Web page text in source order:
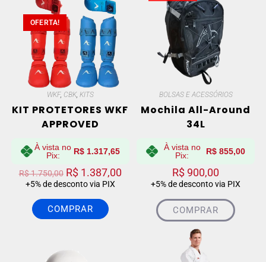
OFERTA!
WKF, CBK, KITS
KIT PROTETORES WKF
APPROVED
À vista no
Pix:
R$1.317,65
R$1.750,00 R$1.387,00
+5% de desconto via PIX
COMPRAR
BOLSAS E ACESSÓRIOS
Mochila All-Around
34L
À vista no
Pix:
R$ 855,00
R$ 900,00
+5% de desconto via PIX
COMPRAR